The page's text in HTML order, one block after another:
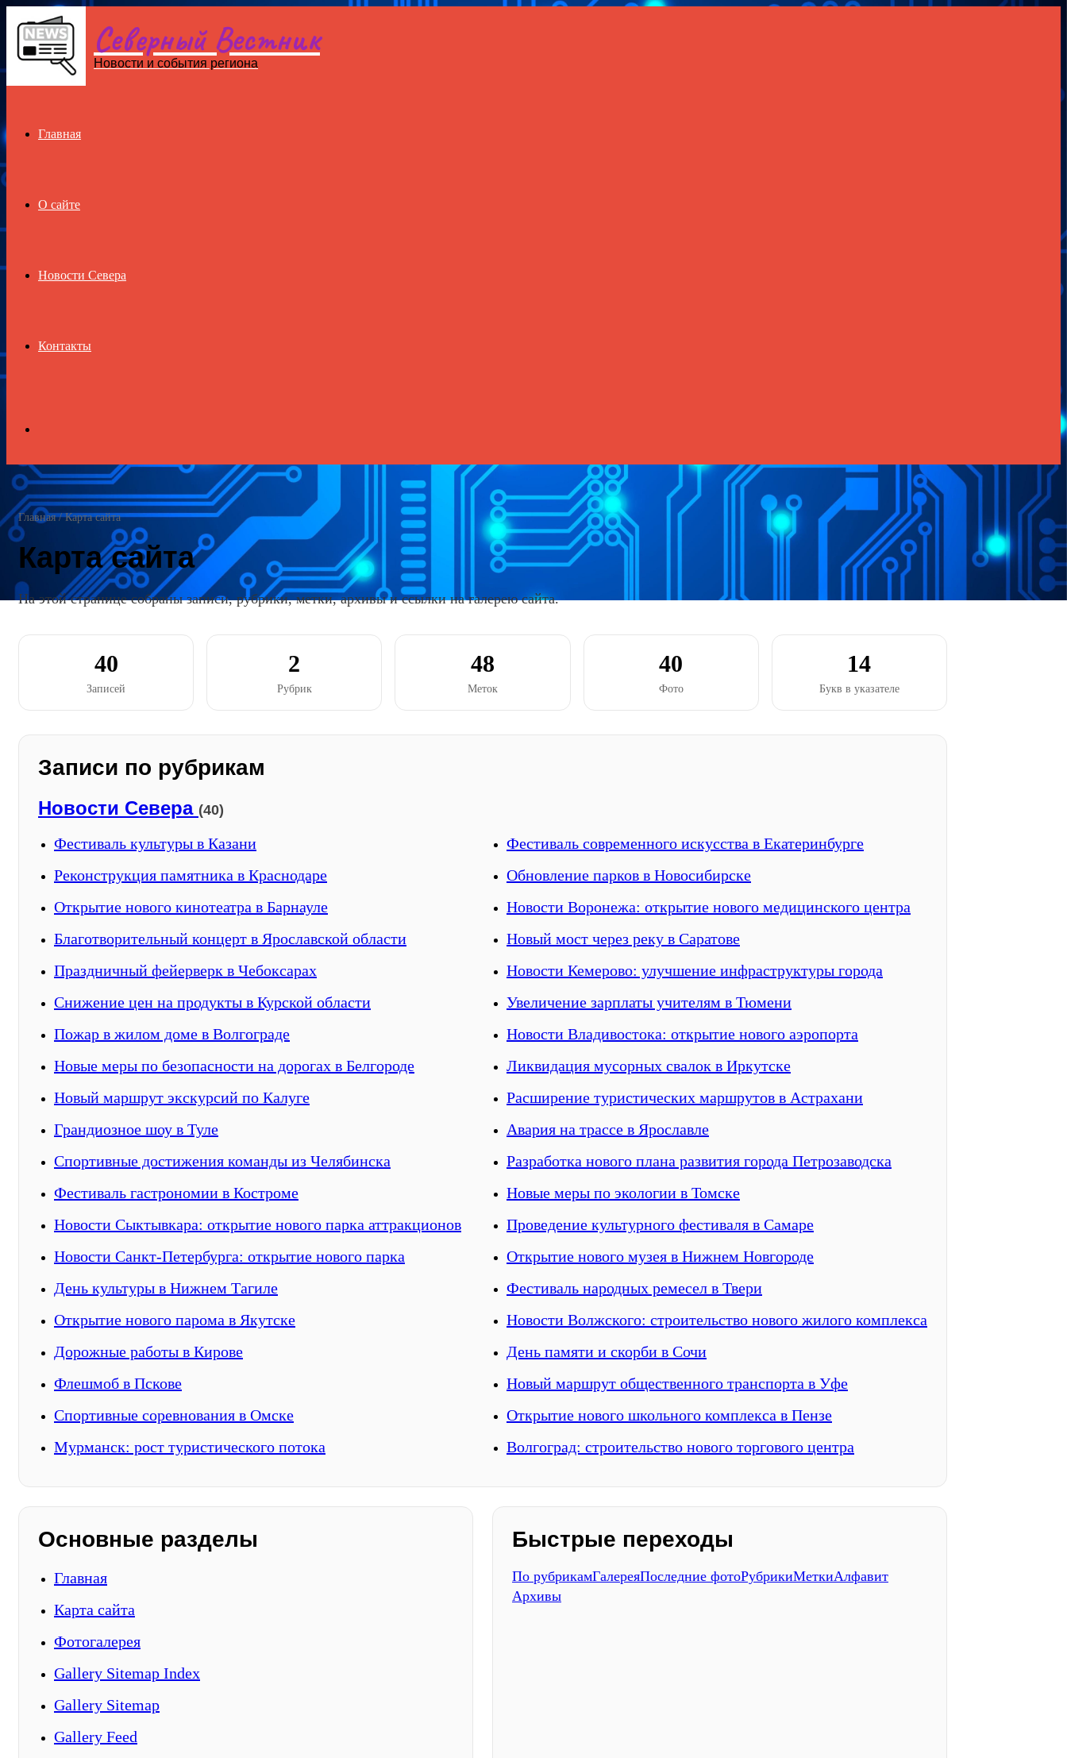
Menu Северный Вестник
Новости и события региона
Главная
О сайте
Новости Севера
Контакты
for
Главная /Карта сайта
Карта сайта
На этой странице собраны записи, рубрики, метки, архивы и ссылки на галерею сайта.
40
Записей
2
Рубрик
48
Меток
40
Фото
14
Букв в указателе
Записи по рубрикам
Новости Севера (40)
Фестиваль культуры в Казани
Реконструкция памятника в Краснодаре
Открытие нового кинотеатра в Барнауле
Благотворительный концерт в Ярославской области
Праздничный фейерверк в Чебоксарах
Снижение цен на продукты в Курской области
Пожар в жилом доме в Волгограде
Новые меры по безопасности на дорогах в Белгороде
Новый маршрут экскурсий по Калуге
Грандиозное шоу в Туле
Спортивные достижения команды из Челябинска
Фестиваль гастрономии в Костроме
Новости Сыктывкара: открытие нового парка аттракционов
Новости Санкт-Петербурга: открытие нового парка
День культуры в Нижнем Тагиле
Открытие нового парома в Якутске
Дорожные работы в Кирове
Флешмоб в Пскове
Спортивные соревнования в Омске
Мурманск: рост туристического потока
Фестиваль современного искусства в Екатеринбурге
Обновление парков в Новосибирске
Новости Воронежа: открытие нового медицинского центра
Новый мост через реку в Саратове
Новости Кемерово: улучшение инфраструктуры города
Увеличение зарплаты учителям в Тюмени
Новости Владивостока: открытие нового аэропорта
Ликвидация мусорных свалок в Иркутске
Расширение туристических маршрутов в Астрахани
Авария на трассе в Ярославле
Разработка нового плана развития города Петрозаводска
Новые меры по экологии в Томске
Проведение культурного фестиваля в Самаре
Открытие нового музея в Нижнем Новгороде
Фестиваль народных ремесел в Твери
Новости Волжского: строительство нового жилого комплекса
День памяти и скорби в Сочи
Новый маршрут общественного транспорта в Уфе
Открытие нового школьного комплекса в Пензе
Волгоград: строительство нового торгового центра
Основные разделы
Главная
Карта сайта
Фотогалерея
Gallery Sitemap Index
Gallery Sitemap
Gallery Feed
Быстрые переходы
По рубрикамГалереяПоследние фотоРубрикиМеткиАлфавит
Архивы